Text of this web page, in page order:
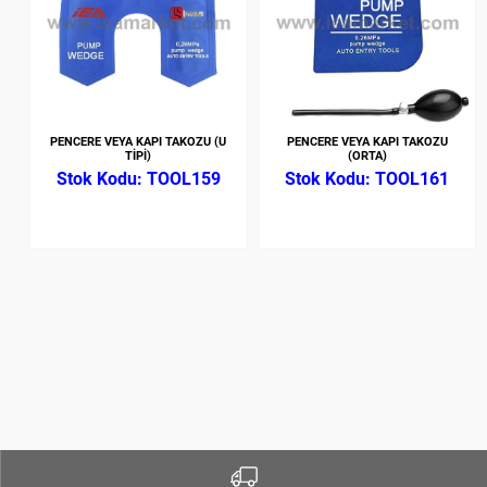
PENCERE VEYA KAPI TAKOZU (U
TİPİ)
TOOL159
PENCERE VEYA KAPI TAKOZU
(ORTA)
TOOL161